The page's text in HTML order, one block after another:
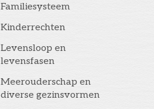
Familiesysteem
Kinderrechten
Levensloop en
levensfasen
Meerouderschap en
diverse gezinsvormen